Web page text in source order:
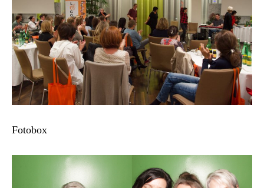
Fotobox